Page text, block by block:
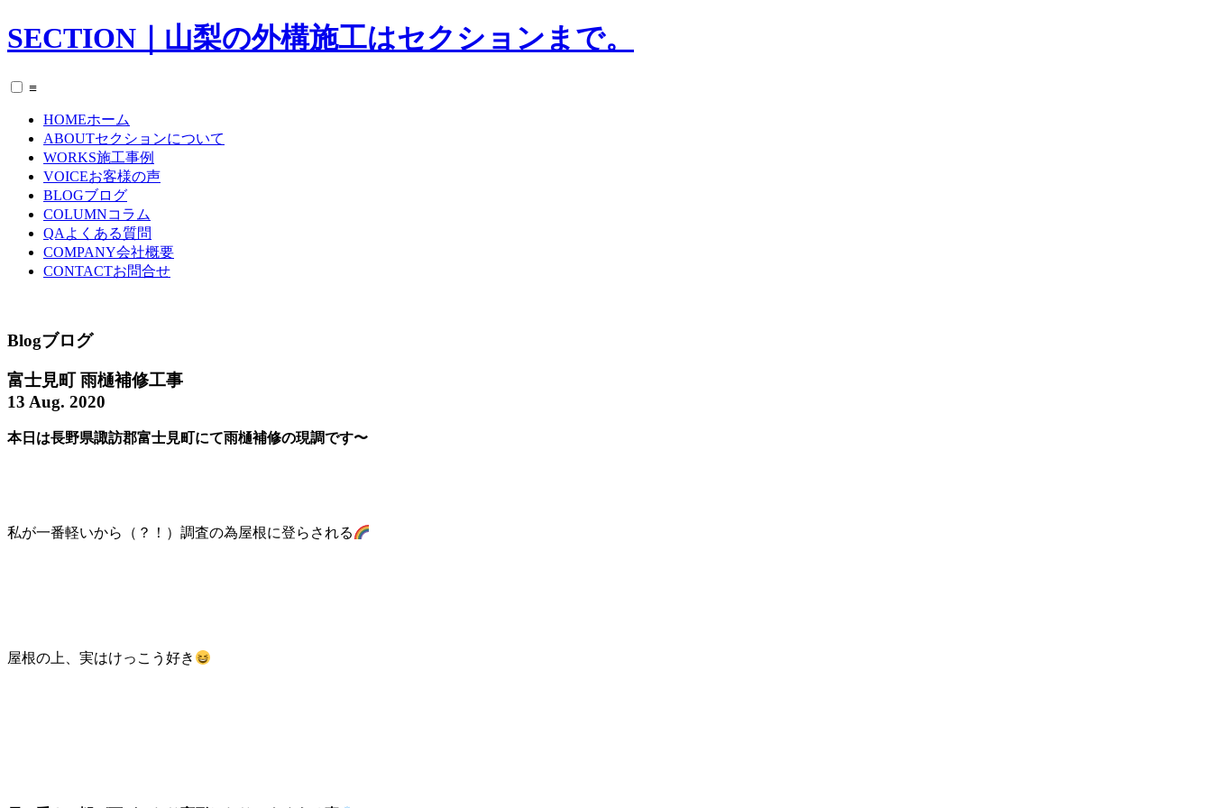
SECTION｜山梨の外構施工はセクションまで。
≡
HOMEホーム
ABOUTセクションについて
WORKS施工事例
VOICEお客様の声
BLOGブログ
COLUMNコラム
QA よくある質問
COMPANY会社概要
CONTACTお問合せ
Blogブログ
富士見町 雨樋補修工事
13 Aug. 2020
本日は長野県諏訪郡富士見町にて雨樋補修の現調です〜
私が一番軽いから（？！）調査の為屋根に登らされる
屋根の上、実はけっこう好き